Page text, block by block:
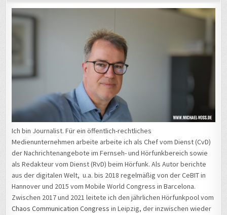
Ich bin Journalist. Für ein öffentlich-rechtliches
Medienunternehmen arbeite arbeite ich als Chef vom Dienst (CvD)
der Nachrichtenangebote im Fernseh- und Hörfunkbereich sowie
als Redakteur vom Dienst (RvD) beim Hörfunk. Als Autor berichte
aus der digitalen Welt, u.a. bis 2018 regelmäßig von der CeBIT in
Hannover und 2015 vom Mobile World Congress in Barcelona.
Zwischen 2017 und 2021 leitete ich den jährlichen Hörfunkpool vom
Chaos Communication Congress in Leipzig, der inzwischen wieder